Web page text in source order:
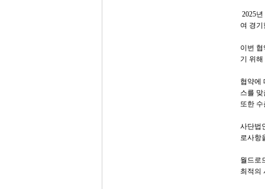
2025
여 경
이번
기 위
협약에
스를
또한
사단법
로사항
월드로
최적의